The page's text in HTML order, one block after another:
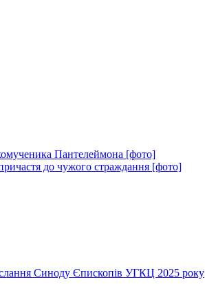
Пантелеймона [фото]
до чужого страждання [фото]
Синоду Єпископів УГКЦ 2025 року